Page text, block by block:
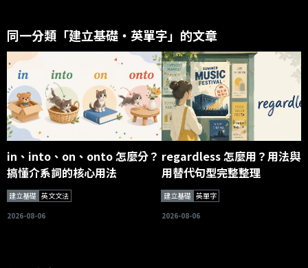
同一分類「建立基礎・英單字」的文章
in、into、on、onto 怎麼分？
搞懂介系詞的核心用法
建立基礎 英文文法
2026-08-06
regardless 怎麼用？用法與
用替代句型完整整理
建立基礎 英單字
2026-08-06